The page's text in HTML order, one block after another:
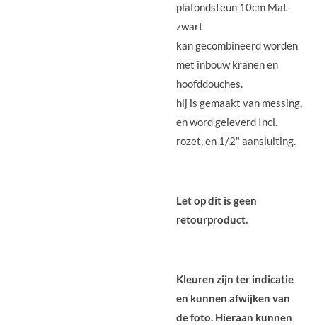
plafondsteun 10cm Mat-
zwart
kan gecombineerd worden
met inbouw kranen en
hoofddouches.
hij is gemaakt van messing,
en word geleverd Incl.
rozet, en 1/2" aansluiting.
Let op dit is geen
retourproduct.
Kleuren zijn ter indicatie
en kunnen afwijken van
de foto. Hieraan kunnen